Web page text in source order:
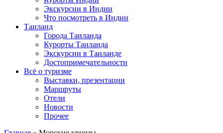
Экскурсии в Индии
Что посмотреть в Индии
Таиланд
Города Таиланда
Курорты Таиланда
Экскурсии в Таиланде
Достопримечательности
Всё о туризме
Выставки, презентации
Маршруты
Отели
Новости
Прочее